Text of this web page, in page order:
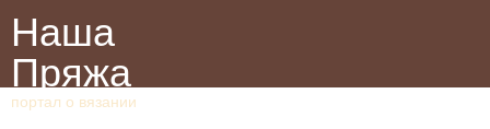
Наша
Пряжа
портал о вязании